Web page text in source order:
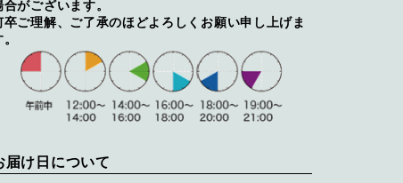
合がございます。
卒ご理解、ご了承のほどよろしくお願い申し上げま
届け日について